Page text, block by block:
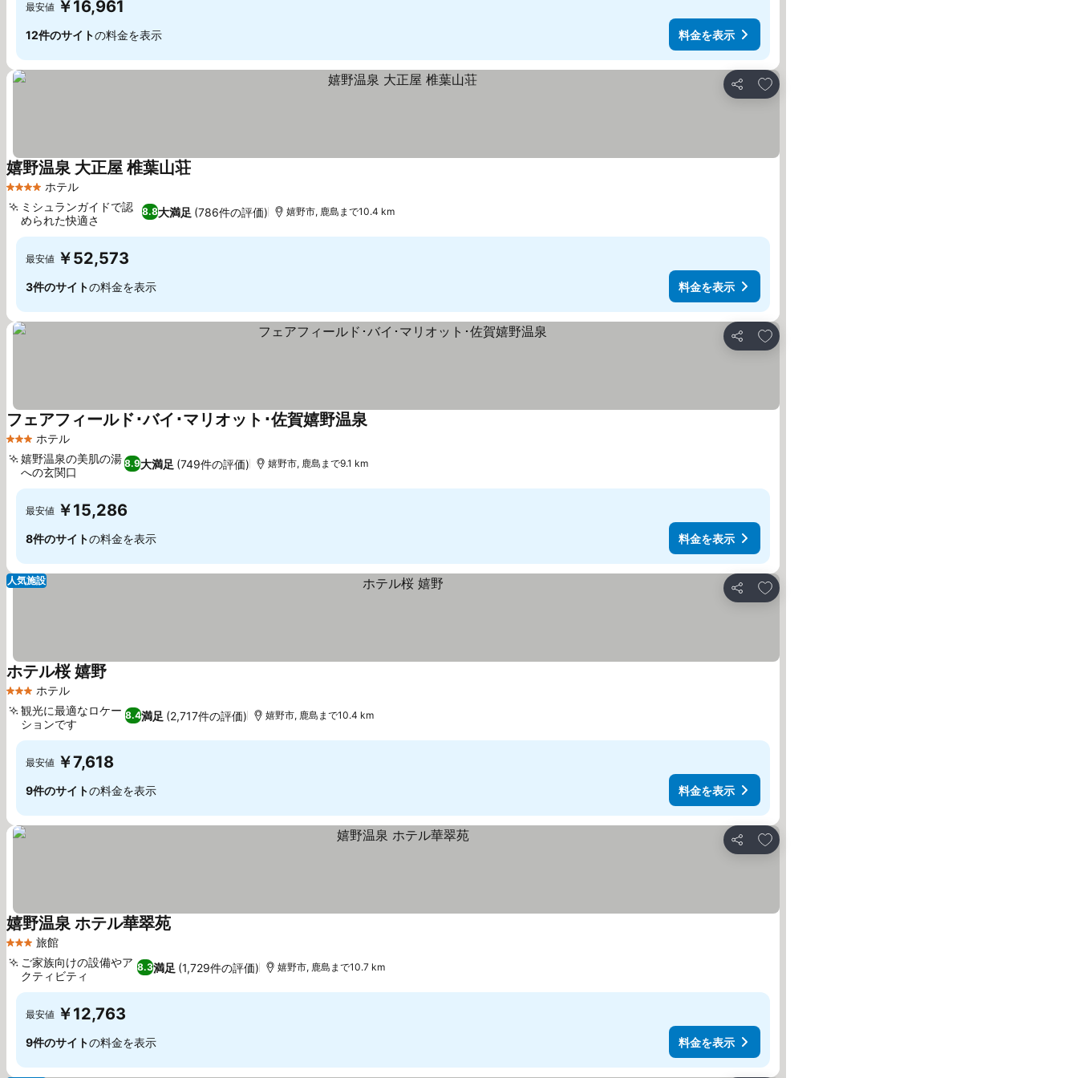
最安値 ￥16,961
12件のサイトの料金を表示 料金を表示
シェア
お気に入りに追加
4 ホテルのランク
ホテル
嬉野温泉 大正屋 椎葉山荘
8.8大満足 (786件の評価)
ミシュランガイドで認
められた快適さ
嬉野市, 鹿島まで10.4 km
最安値 ￥52,573
3件のサイトの料金を表示 料金を表示
シェア
お気に入りに追加
3 ホテルのランク
ホテル
フェアフィールド･バイ･マリオット･佐賀嬉野温泉料金を表示
8.9大満足 (749件の評価)
嬉野温泉の美肌の湯
への玄関口
嬉野市, 鹿島まで9.1 km
最安値 ￥15,286
8件のサイトの料金を表示 料金を表示
シェア
お気に入りに追加
人気施設
3 ホテルのランク
ホテル
ホテル桜 嬉野
8.4満足 (2,717件の評価)
観光に最適なロケー
ションです
嬉野市, 鹿島まで10.4 km
最安値 ￥7,618
9件のサイトの料金を表示 料金を表示
シェア
お気に入りに追加
3 ホテルのランク
旅館
嬉野温泉 ホテル華翠苑料金を表示
8.3満足 (1,729件の評価)
ご家族向けの設備やア
クティビティ
嬉野市, 鹿島まで10.7 km
最安値 ￥12,763
9件のサイトの料金を表示 料金を表示